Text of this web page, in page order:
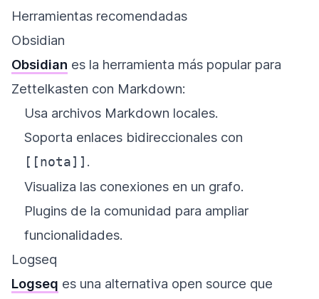
Herramientas recomendadas
Obsidian
Obsidian es la herramienta más popular para
Zettelkasten con Markdown:
Usa archivos Markdown locales.
Soporta enlaces bidireccionales con
[[nota]] .
Visualiza las conexiones en un grafo.
Plugins de la comunidad para ampliar
funcionalidades.
Logseq
Logseq es una alternativa open source que